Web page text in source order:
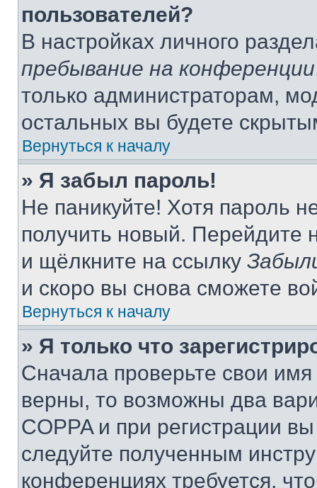
пользователей?
В настройках личного
пребывание на конференции
только администраторам,
остальных вы будете
Вернуться к началу
» Я забыл пароль!
Не паникуйте! Хотя пароль
получить новый. Перейдите
и щёлкните на ссылку
и скоро вы снова сможете
Вернуться к началу
» Я только что
Сначала проверьте свои
верны, то возможны два
COPPA и при регистрации
следуйте полученным
конференциях требуется,